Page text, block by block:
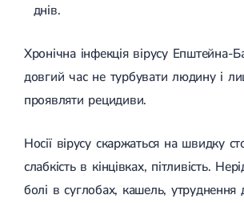
днів.
Хронічна інфекція вірусу Епштейна-
довгий час не турбувати людину і
проявляти рецидиви.
Носії вірусу скаржаться на швидку
слабкість в кінцівках, пітливість.
болі в суглобах, кашель, утруднення